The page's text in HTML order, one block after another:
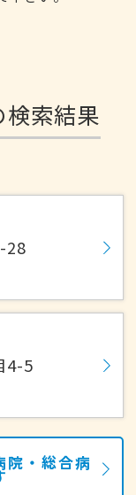
索結果
28
4-5
院・総合病